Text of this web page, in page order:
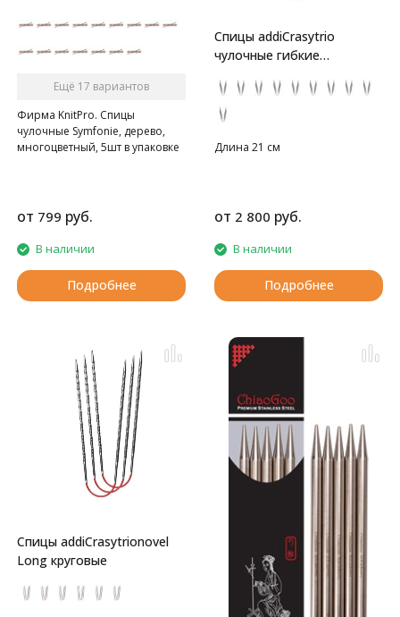
Ещё 17 вариантов
Фирма KnitPro. Спицы
чулочные Symfonie, дерево,
многоцветный, 5шт в упаковке
от 799 руб.
В наличии
Подробнее
Спицы addiCrasytrio
чулочные гибкие
Длина 21 см
от 2 800 руб.
В наличии
Подробнее
Спицы addiCrasytrionovel
Long круговые